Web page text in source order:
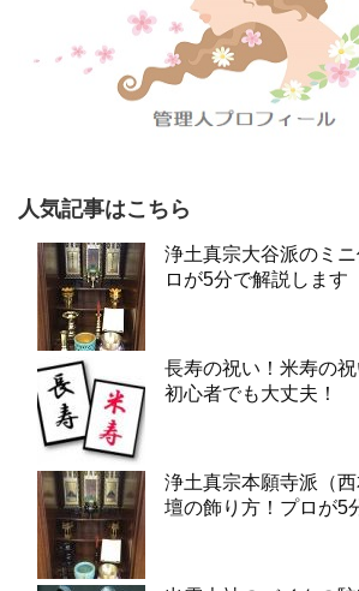
人気記事はこちら
浄土真宗大谷派のミ
ロが5分で解説します
長寿の祝い！米寿の
初心者でも大丈夫！
浄土真宗本願寺派（
壇の飾り方！プロが5